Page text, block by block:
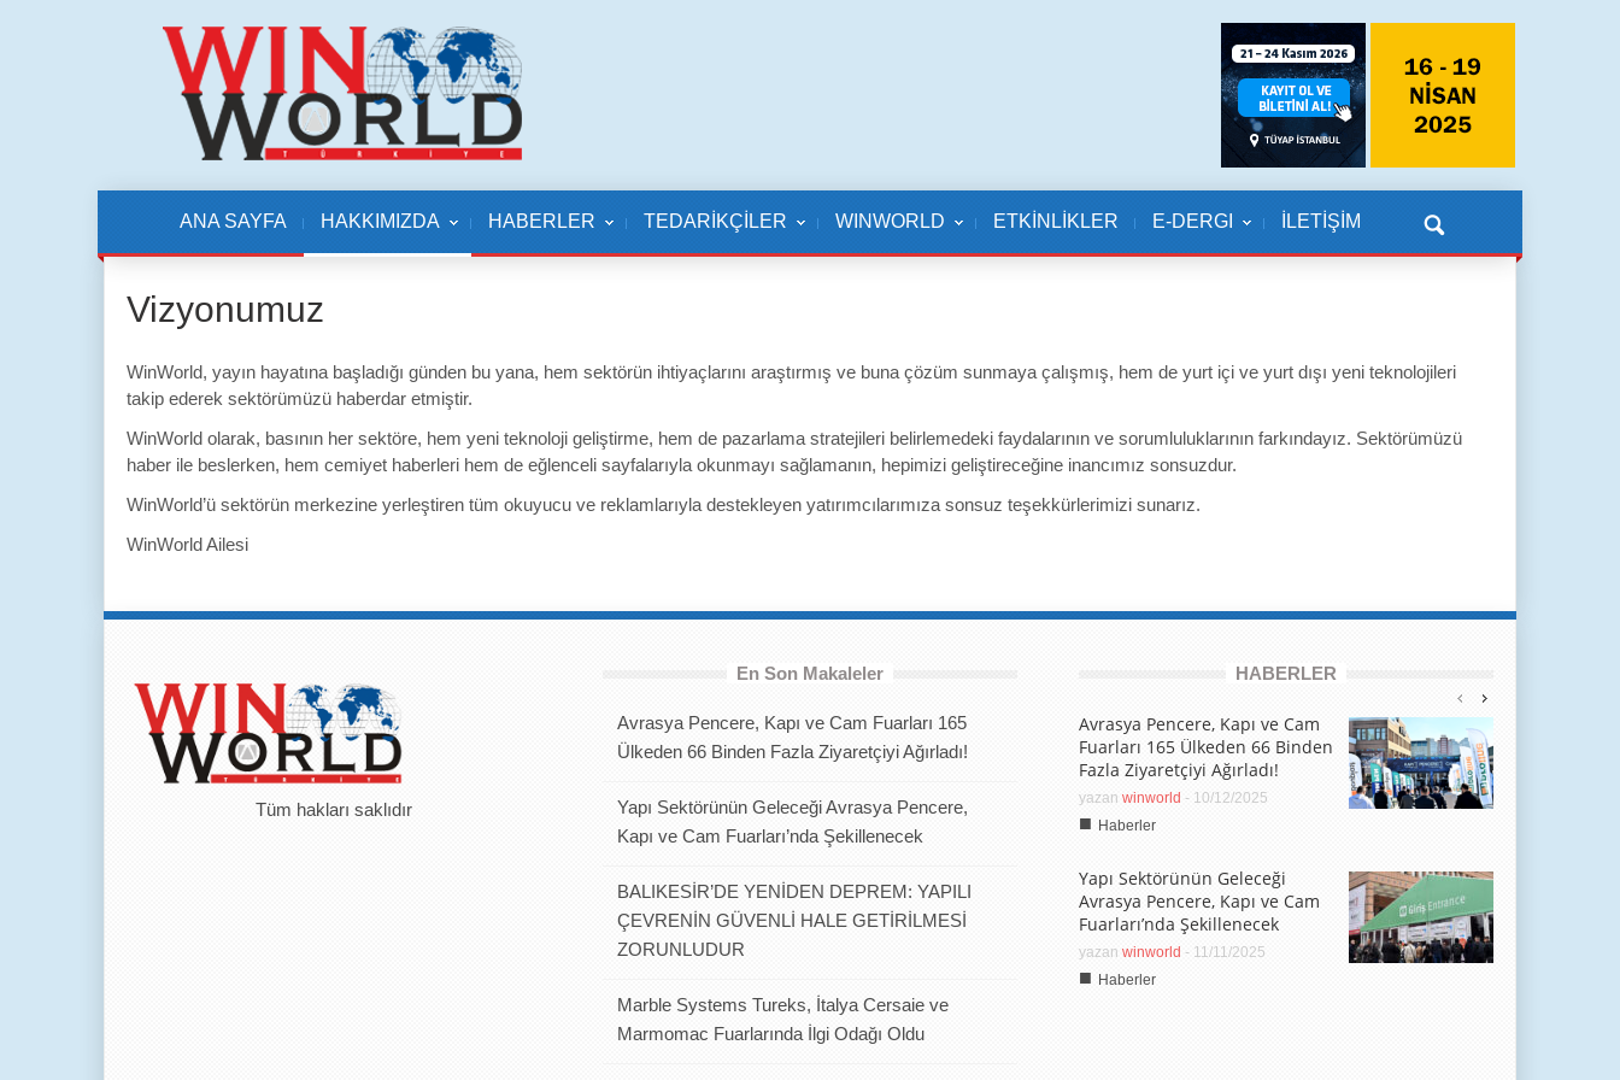
ANA SAYFA HAKKIMIZDA HABERLER TEDARİKÇİLER WINWORLD ETKİNLİKLER E-DERGI İLETİŞİM
Vizyonumuz
WinWorld, yayın hayatına başladığı günden bu yana, hem sektörün ihtiyaçlarını araştırmış ve buna çözüm sunmaya çalışmış, hem de yurt içi ve yurt dışı yeni teknolojileri
takip ederek sektörümüzü haberdar etmiştir.
WinWorld olarak, basının her sektöre, hem yeni teknoloji geliştirme, hem de pazarlama stratejileri belirlemedeki faydalarının ve sorumluluklarının farkındayız. Sektörümüzü
haber ile beslerken, hem cemiyet haberleri hem de eğlenceli sayfalarıyla okunmayı sağlamanın, hepimizi geliştireceğine inancımız sonsuzdur.
WinWorld’ü sektörün merkezine yerleştiren tüm okuyucu ve reklamlarıyla destekleyen yatırımcılarımıza sonsuz teşekkürlerimizi sunarız.
WinWorld Ailesi
Tüm hakları saklıdır
En Son Makaleler
Avrasya Pencere, Kapı ve Cam Fuarları 165
Ülkeden 66 Binden Fazla Ziyaretçiyi Ağırladı!
Yapı Sektörünün Geleceği Avrasya Pencere,
Kapı ve Cam Fuarları’nda Şekillenecek
BALIKESİR’DE YENİDEN DEPREM: YAPILI
ÇEVRENİN GÜVENLİ HALE GETİRİLMESİ
ZORUNLUDUR
Marble Systems Tureks, İtalya Cersaie ve
Marmomac Fuarlarında İlgi Odağı Oldu
HABERLER
Avrasya Pencere, Kapı ve Cam
Fuarları 165 Ülkeden 66 Binden
Fazla Ziyaretçiyi Ağırladı!
yazan winworld - 10/12/2025
■ Haberler
Yapı Sektörünün Geleceği
Avrasya Pencere, Kapı ve Cam
Fuarları’nda Şekillenecek
yazan winworld - 11/11/2025
■ Haberler